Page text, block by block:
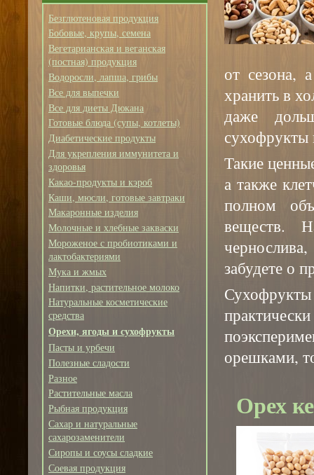
Безглютеновая продукция
Бобовые, крупы, семена
Вегетарианская и веганская
(постная) продукция
Водоросли, лапша, грибы
Все для выпечки
Все для диеты Дюкана
Готовые блюда (супы, котлеты)
Диабетические продукты
Для укрепления иммунитета и
здоровья
Какао-продукты и кэроб
Каши, мюсли, готовые завтраки
Макаронные изделия
Молочные и хлебные закваски
Мороженое с пробиотиками и
лактобактериями
Мука и жмых
Напитки, растительное молоко
Натуральные косметические
средства
Орехи, ягоды и сухофрукты
Пасты и урбечи
Полезные сладости
Разное
Растительные масла
Рыбная продукция
Сахар и натуральные
сахарозаменители
Сиропы и соусы сладкие
Соевая продукция
от сезона,
хранить в
даже
сухофрукты
Такие
а также
полном
веществ.
забудете о
орешками,
Орех